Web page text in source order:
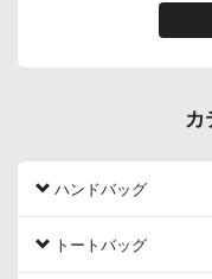
カ
ハンドバッグ
トートバッグ